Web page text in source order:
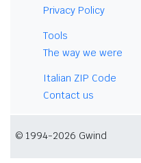
Privacy Policy
Tools
The way we were
Italian ZIP Code
Contact us
© 1994-2026 Gwind